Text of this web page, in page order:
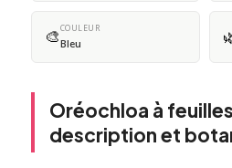
🎨COULEUR
Bleu
Oréochloa à
description et